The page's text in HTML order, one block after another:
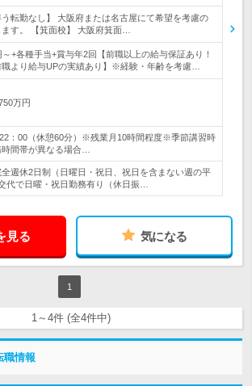
う転勤なし】 大阪府または名古屋にて希望を考慮の
ます。 【箕面校】 大阪府箕面…
～+各種手当+賞与年2回【前職以上の給与保証あり！
より給与UPの実績あり】※経験・年齢を考慮…
万円
：00（休憩60分）※残業月10時間程度※季節講習時
間帯が異なる場合…
全週休2日制（日曜日・祝日、祝日を含まない週の平
代で日曜・祝日勤務有り（休日振…
見る 気になる
1
1～4件 (全4件中)
職情報